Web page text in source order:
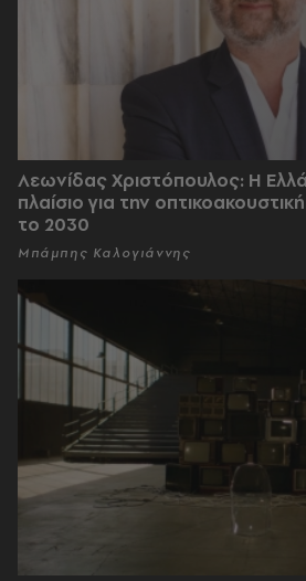
Λεωνίδας Χριστόπουλος: Η
πλαίσιο για την
το 2030
Μπάμπης Καλογιάννης